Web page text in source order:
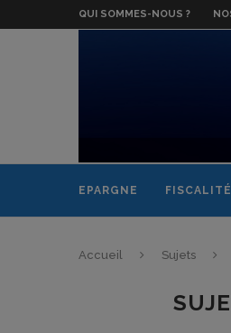
QUI SOMMES-NOUS ?
EPARGNE FISCALITÉ
Accueil Sujets